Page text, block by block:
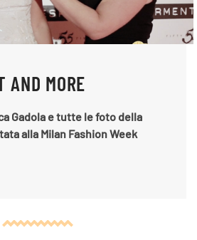
AND MORE
Gadola e tutte le foto della
alla Milan Fashion Week